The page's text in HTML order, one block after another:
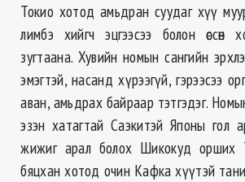
Токио хотод амьдран суудаг хүү муур
лимбэ хийгч эцгээсээ болон өссөн
зугтаана. Хувийн номын сангийн
эмэгтэй, насанд хүрээгүй, гэрээсээ
аван, амьдрах байраар тэтгэдэг.
эзэн хатагтай Саэкитэй Японы гол
жижиг арал болох Шикокуд орших
бяцхан хотод очин Кафка хүүтэй